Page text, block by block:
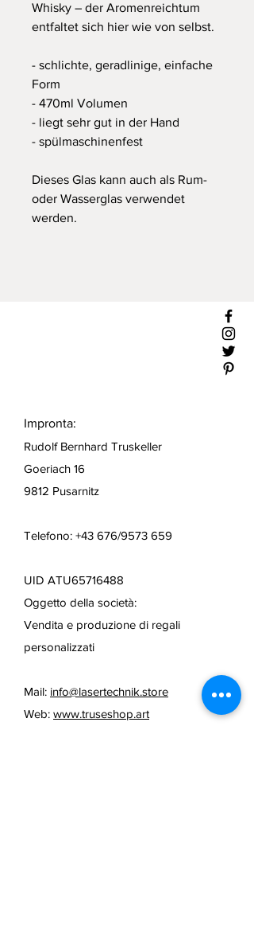
Whisky – der Aromenreichtum
entfaltet sich hier wie von selbst.
- schlichte, geradlinige, einfache
Form
- 470ml Volumen
- liegt sehr gut in der Hand
- spülmaschinenfest
Dieses Glas kann auch als Rum-
oder Wasserglas verwendet
werden.
Impronta:
Rudolf Bernhard Truskeller
Goeriach 16
9812 Pusarnitz
Telefono: +43 676/9573 659
UID ATU65716488
Oggetto della società:
Vendita e produzione di regali
personalizzati
Mail: info@lasertechnik.store
Web: www.truseshop.art